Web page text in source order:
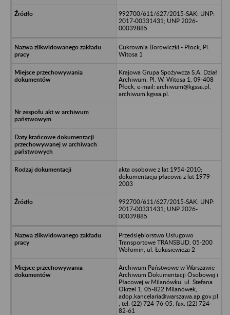
992700/611/627/2015-SAK; UNP:
2017-00331431; UNP 2026-
00039885
Cukrownia Borowiczki - Płock, Pl.
Witosa 1
Krajowa Grupa Spożywcza S.A. Dział
Archiwum. Pl. W. Witosa 1, 09-408
Płock, e-mail: archiwum@kgssa.pl,
archiwum.kgssa.pl.
akta osobowe z lat 1954-2010;
dokumentacja płacowa z lat 1979-
2003
992700/611/627/2015-SAK; UNP:
2017-00331431; UNP 2026-
00039885
Przedsiębiorstwo Usługowo
Transportowe TRANSBUD, 05-200
Wołomin, ul. Łukasiewicza 2
Archiwum Państwowe w Warszawie -
Archiwum Dokumentacji Osobowej i
Płacowej w Milanówku, ul. Stefana
Okrzei 1, 05-822 Milanówek,
adop.kancelaria@warszawa.ap.gov.pl
, tel. (22) 724-76-05, fax. (22) 724-
82-61